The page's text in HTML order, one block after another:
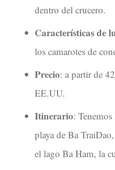
dentro del crucero.
Características de
los camarotes de
Precio: a partir de
EE.UU.
Itinerario:
playa de Ba
el lago Ba Ham, la